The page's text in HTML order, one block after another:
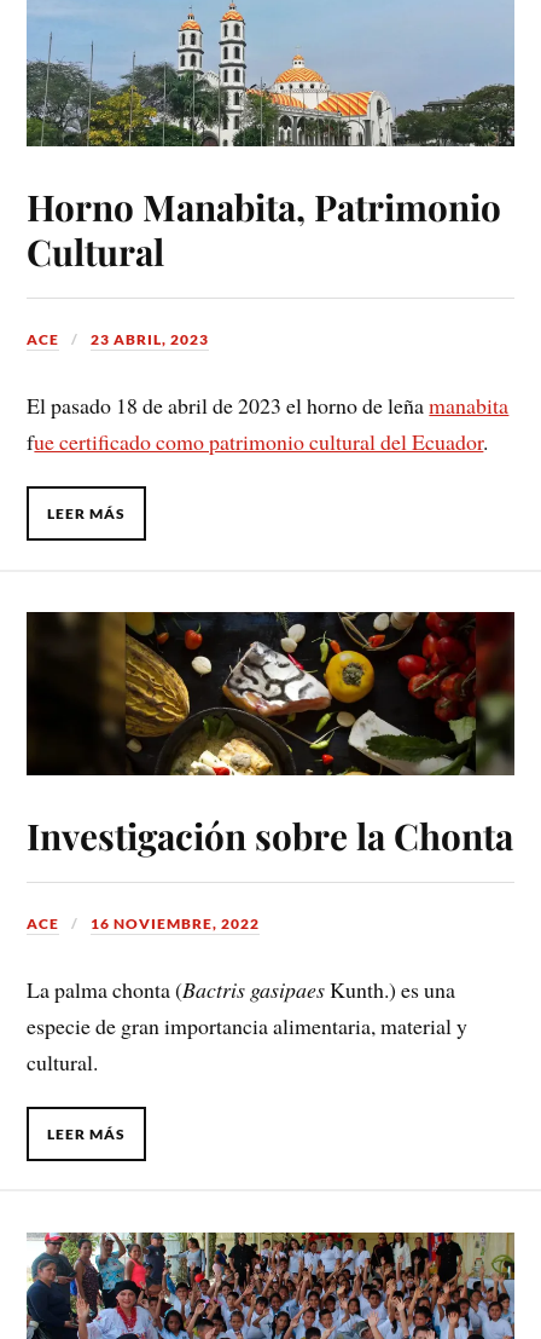
Horno Manabita, Patrimonio
Cultural
ACE 23 ABRIL, 2023
El pasado 18 de abril de 2023 el horno de leñamanabita
fue certificado como patrimonio cultural del Ecuador.
LEER MÁS
Investigación sobre la Chonta
ACE 16 NOVIEMBRE, 2022
La palma chonta (Bactris gasipaesKunth.) es una
especie de gran importancia alimentaria, material y
cultural.
LEER MÁS